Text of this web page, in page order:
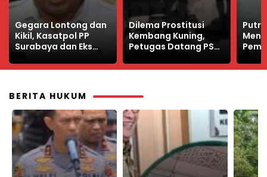
Dilema Prostitusi
Kembang Kuning,
Petugas Datang PSK
Putri Presiden RI
Menikah Dengan
Pemuda Songenep,
Mau
BERITA HUKUM